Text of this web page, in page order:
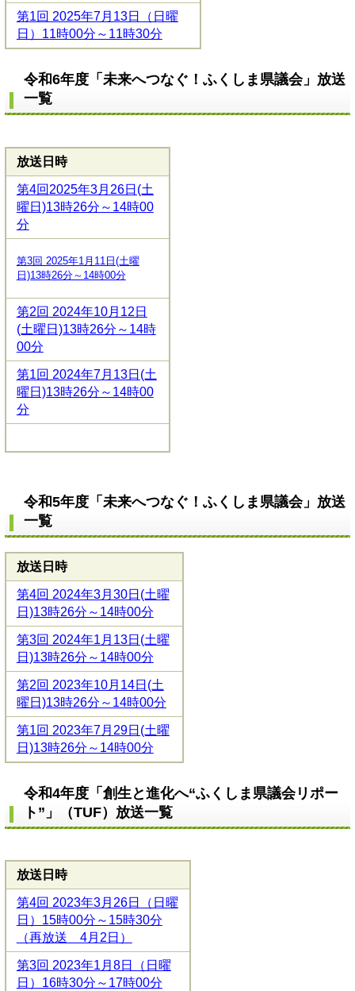
第1回 2025年7月13日（日曜
日）11時00分～11時30分
令和6年度「未来へつなぐ！ふくしま県議会」放送
一覧
放送日時
第4回2025年3月26日(土
曜日)13時26分～14時00
分
第3回 2025年1月11日(土曜
日)13時26分～14時00分
第2回 2024年10月12日
(土曜日)13時26分～14時
00分
第1回 2024年7月13日(土
曜日)13時26分～14時00
分
令和5年度「未来へつなぐ！ふくしま県議会」放送
一覧
放送日時
第4回 2024年3月30日(土曜
日)13時26分～14時00分
第3回 2024年1月13日(土曜
日)13時26分～14時00分
第2回 2023年10月14日(土
曜日)13時26分～14時00分
第1回 2023年7月29日(土曜
日)13時26分～14時00分
令和4年度「創生と進化へ“ふくしま県議会リポー
ト”」（TUF）放送一覧
放送日時
第4回 2023年3月26日（日曜
日）15時00分～15時30分
（再放送 4月2日）
第3回 2023年1月8日（日曜
日）16時30分～17時00分